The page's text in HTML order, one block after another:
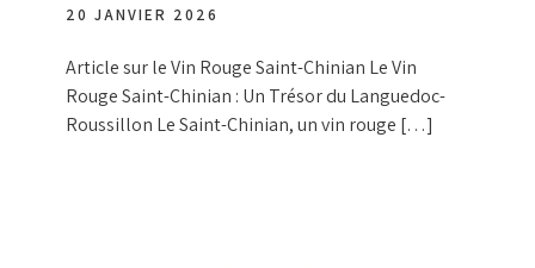
20 JANVIER 2026
Article sur le Vin Rouge Saint-Chinian Le Vin
Rouge Saint-Chinian : Un Trésor du Languedoc-
Roussillon Le Saint-Chinian, un vin rouge […]